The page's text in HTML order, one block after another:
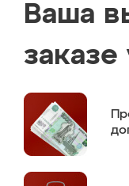
Ваша
заказе